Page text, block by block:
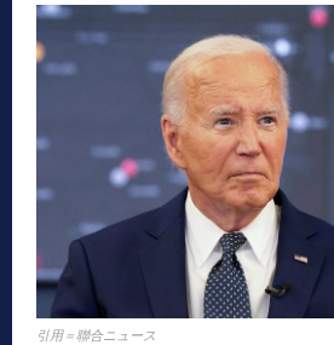
引用＝聯合ニュース